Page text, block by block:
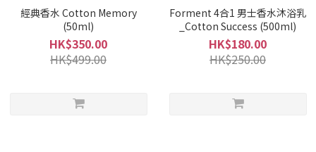
經典香水 Cotton Memory
(50ml)
HK$350.00
HK$499.00
Forment 4合1 男士香水沐浴乳
_Cotton Success (500ml)
HK$180.00
HK$250.00